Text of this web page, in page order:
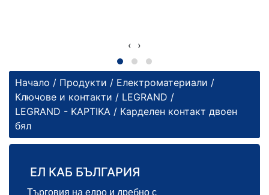
‹ ›
Начало / Продукти / Електроматериали /
Ключове и контакти / LEGRAND /
LEGRAND - KAPTIKA / Карделен контакт двоен
бял
ЕЛ КАБ БЪЛГАРИЯ
Търговия на едро и дребно с